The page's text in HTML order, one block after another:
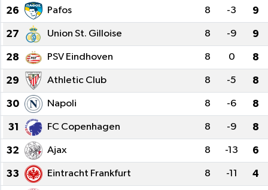
26 Pafos 8 -3 9
27 Union St. Gilloise 8 -9 9
28 PSV Eindhoven 8 0 8
29 Athletic Club 8 -5 8
30 Napoli 8 -6 8
31 FC Copenhagen 8 -9 8
32 Ajax 8 -13 6
33 Eintracht Frankfurt 8 -11 4